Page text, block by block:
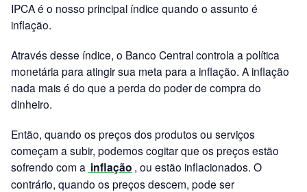
IPCA é o nosso principal índice quando o assunto é
inflação.
Através desse índice, o Banco Central controla a política
monetária para atingir sua meta para a inflação. A inflação
nada mais é do que a perda do poder de compra do
dinheiro.
Então, quando os preços dos produtos ou serviços
começam a subir, podemos cogitar que os preços estão
sofrendo com a inflação , ou estão inflacionados. O
contrário, quando os preços descem, pode ser